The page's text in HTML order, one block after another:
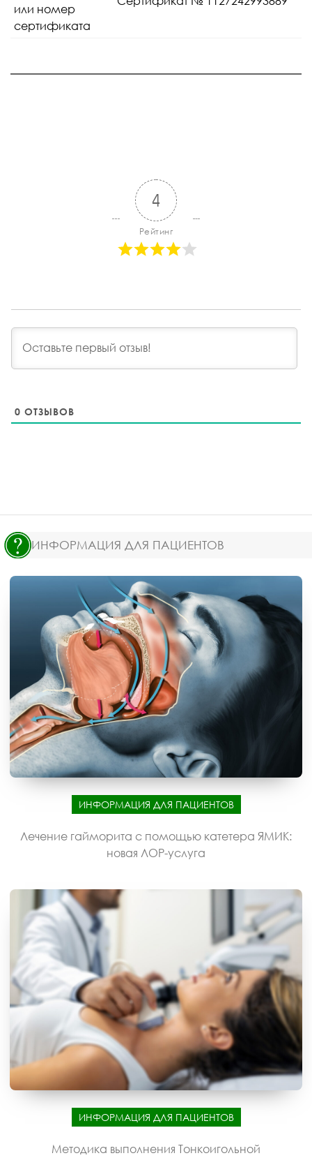
или номер
сертификата
4
Рейтинг
0 ОТЗЫВОВ
ИНФОРМАЦИЯ ДЛЯ ПАЦИЕНТОВ
ИНФОРМАЦИЯ ДЛЯ ПАЦИЕНТОВ
Лечение гайморита с помощью катетера ЯМИК:
новая ЛОР-услуга
ИНФОРМАЦИЯ ДЛЯ ПАЦИЕНТОВ
Методика выполнения Тонкоигольной